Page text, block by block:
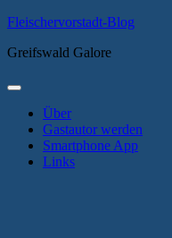
Zum
springen
Fleischervorstadt-Blog
Greifswald Galore
Primäres
Über
Gastautor werden
Smartphone App
Links